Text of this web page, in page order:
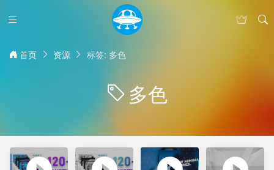
首页 资源 标签: 多色
多色